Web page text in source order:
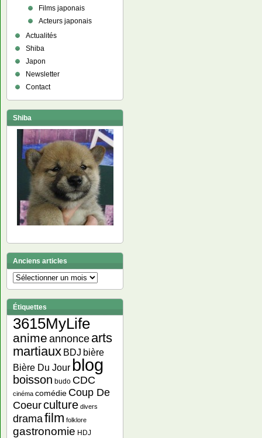
Films japonais
Acteurs japonais
Actualités
Shiba
Japon
Newsletter
Contact
Shiba
Anciens articles
Anciens
articles
Étiquettes
3615MyLife
anime annonce arts
martiaux BDJ bière
Bière Du Jour blog
boisson budo CDC
cinéma comédie Coup De
Coeurculture divers
dramafilm folklore
gastronomie HDJ